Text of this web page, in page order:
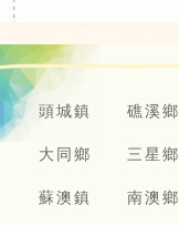
頭城鎮 礁溪鄉
大同鄉 三星鄉
蘇澳鎮 南澳鄉